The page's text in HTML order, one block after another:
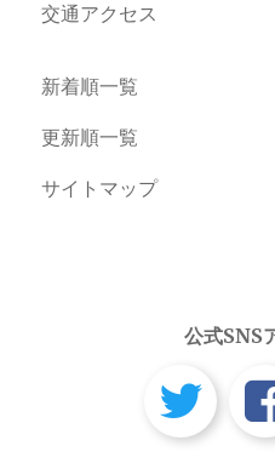
交通アクセス
新着順一覧
更新順一覧
サイトマップ
公式SNS